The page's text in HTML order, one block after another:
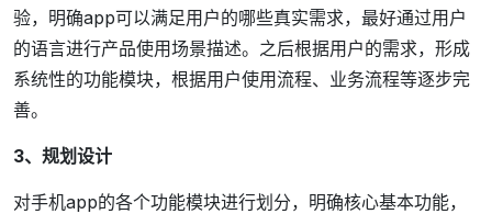
验，明确app可以满足用户的哪些真实需求，最好通过用户
的语言进行产品使用场景描述。之后根据用户的需求，形成
系统性的功能模块，根据用户使用流程、业务流程等逐步完
善。
3、规划设计
对手机app的各个功能模块进行划分，明确核心基本功能，